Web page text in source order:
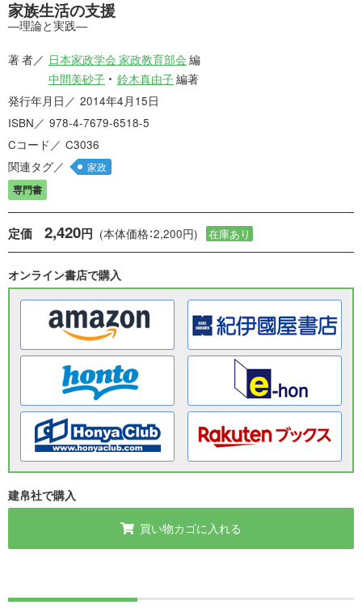
家族生活の支援
―理論と実践―
著 者 日本家政学会 家政教育部会 編
中間美砂子
鈴木真由子編著
発行年月日
2014年4月15日
ISBN
978-4-7679-6518-5
Cコード
C3036
関連タグ
家政
専門書
定価 2,420円 (本体価格：2,200円) 在庫あり
オンライン書店で購入
建帛社で購入
買い物カゴに入れる